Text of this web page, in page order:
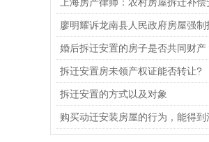
廖明耀诉龙南县人民政府房屋强制
婚后拆迁安置的房子是否共同财产
拆迁安置房未领产权证能否转让?
拆迁安置的方式以及对象
购买动迁安装房屋的行为，能得到